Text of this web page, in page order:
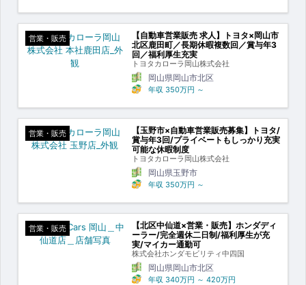
営業・販売
【自動車営業販売 求人】トヨタ×岡山市
北区鹿田町／長期休暇複数回／賞与年3
回／福利厚生充実
トヨタカローラ岡山株式会社
岡山県岡山市北区
年収 350万円 ～
営業・販売
【玉野市×自動車営業販売募集】トヨタ/
賞与年3回/プライベートもしっかり充実
可能な休暇制度
トヨタカローラ岡山株式会社
岡山県玉野市
年収 350万円 ～
営業・販売
【北区中仙道×営業・販売】ホンダディ
ーラー/完全週休二日制/福利厚生が充
実/マイカー通勤可
株式会社ホンダモビリティ中四国
岡山県岡山市北区
年収 340万円 ～ 420万円